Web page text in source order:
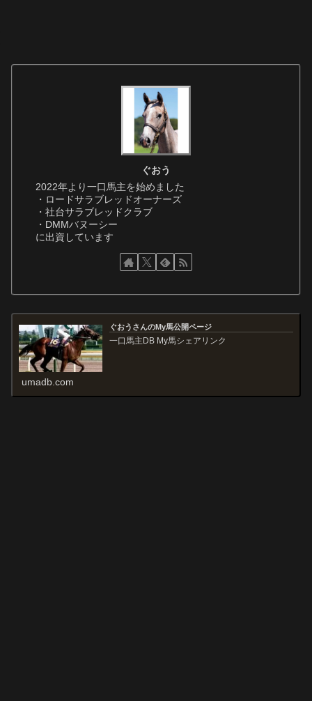
ぐおう
2022年より一口馬主を始めました
・ロードサラブレッドオーナーズ
・社台サラブレッドクラブ
・DMMバヌーシー
に出資しています
ぐおうさんのMy馬公開ページ
一口馬主DB My馬シェアリンク
umadb.com